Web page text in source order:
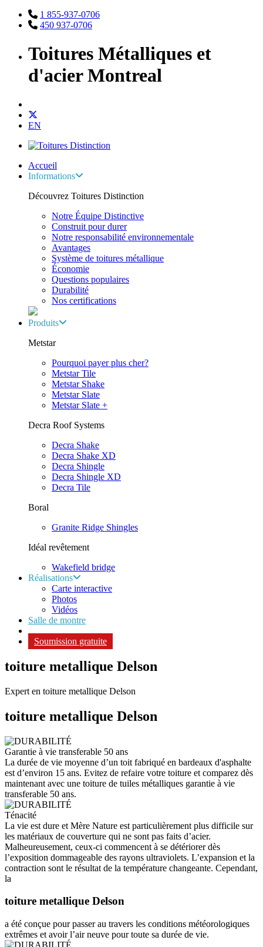
1 855-937-0706
450 937-0706
Toitures Métalliques et
d'acier Montreal
EN
Accueil
Informations
Découvrez Toitures Distinction
Notre Équipe Distinctive
Construit pour durer
Notre responsabilité environnementale
Avantages
Système de toitures métallique
Économie
Questions populaires
Durabilité
Nos certifications
Produits
Metstar
Pourquoi payer plus cher?
Metstar Tile
Metstar Shake
Metstar Slate
Metstar Slate +
Decra Roof Systems
Decra Shake
Decra Shake XD
Decra Shingle
Decra Shingle XD
Decra Tile
Boral
Granite Ridge Shingles
Idéal revêtement
Wakefield bridge
Réalisations
Carte interactive
Photos
Vidéos
Salle de montre
Soumission gratuite
toiture metallique Delson
Expert en toiture metallique Delson
toiture metallique Delson
Garantie à vie transferable 50 ans
La durée de vie moyenne d’un toit fabriqué en bardeaux d'asphalte
est d’environ 15 ans. Evitez de refaire votre toiture et comparez dès
maintenant avec une toiture de tuiles métalliques garantie à vie
transferable 50 ans.
Ténacité
La vie est dure et Mère Nature est particulièrement plus difficile sur
les matériaux de couverture qui ne sont pas faits d’acier.
Malheureusement, ceux-ci commencent à se détériorer dès
l’exposition dommageable des rayons ultraviolets. L’expansion et la
contraction sont le résultat de la température changeante. Cependant,
la
toiture metallique Delson
a été conçue pour passer au travers les conditions météorologiques
extrêmes et avoir l’air neuve pour toute sa durée de vie.